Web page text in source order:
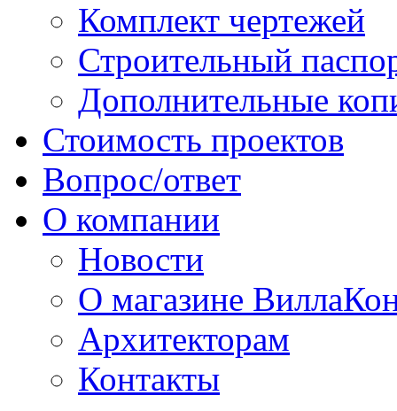
Комплект чертежей
Строительный
Дополнительные
Стоимость проектов
Вопрос/ответ
О компании
Новости
О магазине
Архитекторам
Контакты